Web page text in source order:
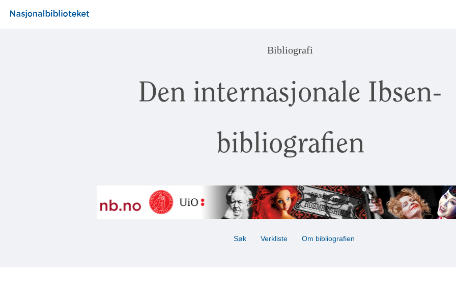
Bibliografi
Den internasjonale Ibsen-
bibliografien
Søk Verkliste Om bibliografien